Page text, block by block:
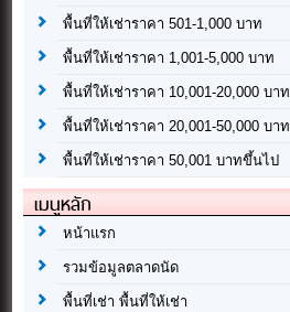
พื้นที่ให้เช่าราคา 501-1,000 บาท
พื้นที่ให้เช่าราคา 1,001-5,000 บาท
พื้นที่ให้เช่าราคา 10,001-20,000 บาท
พื้นที่ให้เช่าราคา 20,001-50,000 บาท
พื้นที่ให้เช่าราคา 50,001 บาทขึ้นไป
เมนูหลัก
หน้าแรก
รวมข้อมูลตลาดนัด
พื้นที่เช่า พื้นที่ให้เช่า